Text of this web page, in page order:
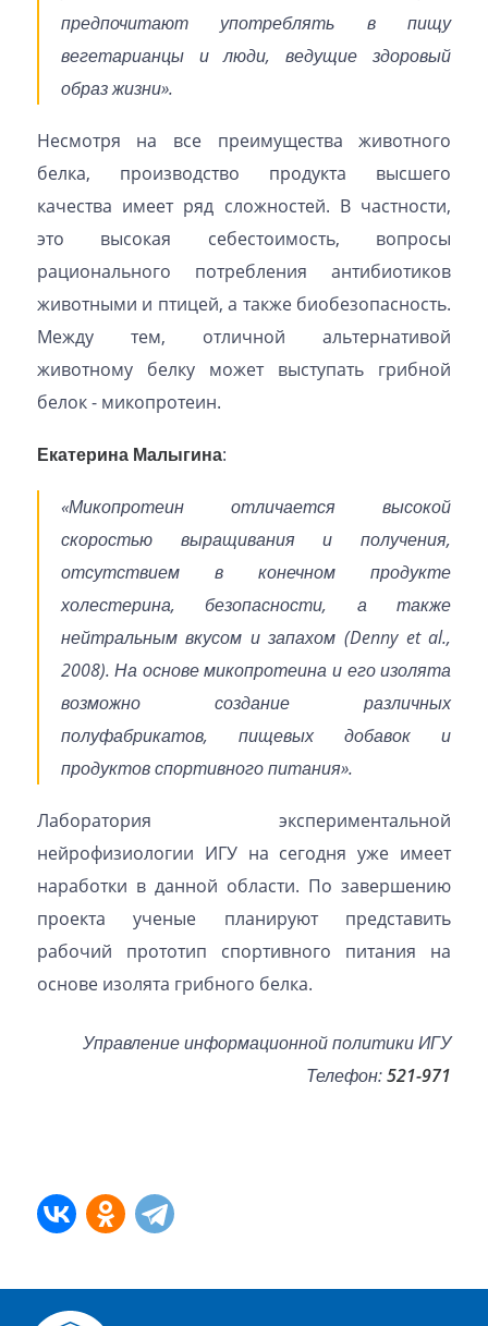
предпочитают употреблять в пищу
вегетарианцы и люди, ведущие здоровый
образ жизни».
Несмотря на все преимущества животного
белка, производство продукта высшего
качества имеет ряд сложностей. В частности,
это высокая себестоимость, вопросы
рационального потребления антибиотиков
животными и птицей, а также биобезопасность.
Между тем, отличной альтернативой
животному белку может выступать грибной
белок - микопротеин.
Екатерина Малыгина:
«Микопротеин отличается высокой
скоростью выращивания и получения,
отсутствием в конечном продукте
холестерина, безопасности, а также
нейтральным вкусом и запахом (Denny et al.,
2008). На основе микопротеина и его изолята
возможно создание различных
полуфабрикатов, пищевых добавок и
продуктов спортивного питания».
Лаборатория экспериментальной
нейрофизиологии ИГУ на сегодня уже имеет
наработки в данной области. По завершению
проекта ученые планируют представить
рабочий прототип спортивного питания на
основе изолята грибного белка.
Управление информационной политики ИГУ
Телефон:521-971